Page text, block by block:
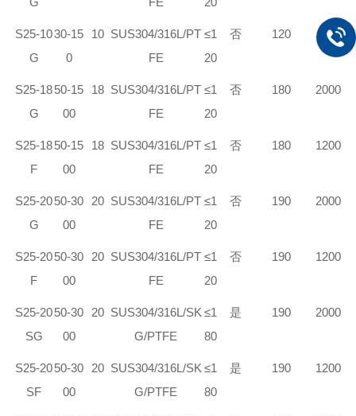
S25-10
G
30-15
0
10 SUS304/316L/PT
FE
≤1
20
否 120 200
S25-18
G
50-15
00
18 SUS304/316L/PT
FE
≤1
20
否 180 2000
S25-18
F
50-15
00
18 SUS304/316L/PT
FE
≤1
20
否 180 1200
S25-20
G
50-30
00
20 SUS304/316L/PT
FE
≤1
20
否 190 2000
S25-20
F
50-30
00
20 SUS304/316L/PT
FE
≤1
20
否 190 1200
S25-20
SG
50-30
00
20 SUS304/316L/SK
G/PTFE
≤1
80
是 190 2000
S25-20
SF
50-30
00
20 SUS304/316L/SK
G/PTFE
≤1
80
是 190 1200